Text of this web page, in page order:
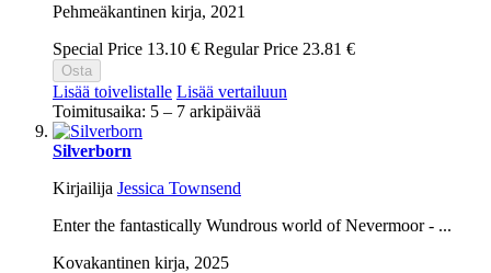
Pehmeäkantinen kirja, 2021
Special Price 13.10 € Regular Price 23.81 €
Osta
Lisää toivelistalle Lisää vertailuun
Toimitusaika: 5 – 7 arkipäivää
Silverborn
Kirjailija Jessica Townsend
Enter the fantastically Wundrous world of Nevermoor - ...
Kovakantinen kirja, 2025